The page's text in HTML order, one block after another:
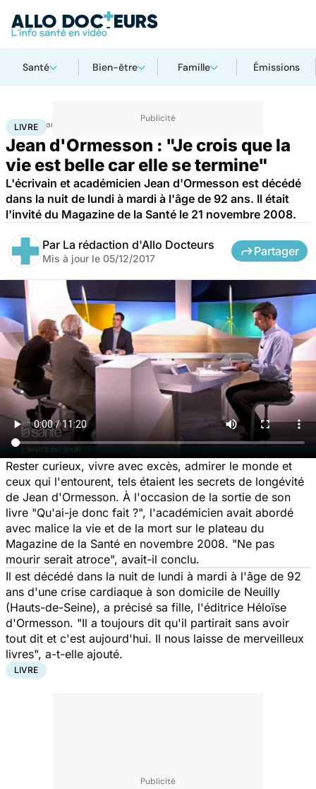
Santé Bien-être Famille Émissions
Accueil Santé
LIVRE
Jean d'Ormesson : "Je crois que la
vie est belle car elle se termine"
L'écrivain et académicien Jean d'Ormesson est décédé
dans la nuit de lundi à mardi à l'âge de 92 ans. Il était
l'invité du Magazine de la Santé le 21 novembre 2008.
Par La rédaction d'Allo Docteurs
Mis à jour le 05/12/2017
Partager
Rester curieux, vivre avec excès, admirer le monde et
ceux qui l'entourent, tels étaient les secrets de longévité
de Jean d'Ormesson. À l'occasion de la sortie de son
livre "Qu'ai-je donc fait ?", l'académicien avait abordé
avec malice la vie et de la mort sur le plateau du
Magazine de la Santé en novembre 2008. "Ne pas
mourir serait atroce", avait-il conclu.
Il est décédé dans la nuit de lundi à mardi à l'âge de 92
ans d'une crise cardiaque à son domicile de Neuilly
(Hauts-de-Seine), a précisé sa fille, l'éditrice Héloïse
d'Ormesson. "Il a toujours dit qu'il partirait sans avoir
tout dit et c'est aujourd'hui. Il nous laisse de merveilleux
livres", a-t-elle ajouté.
LIVRE